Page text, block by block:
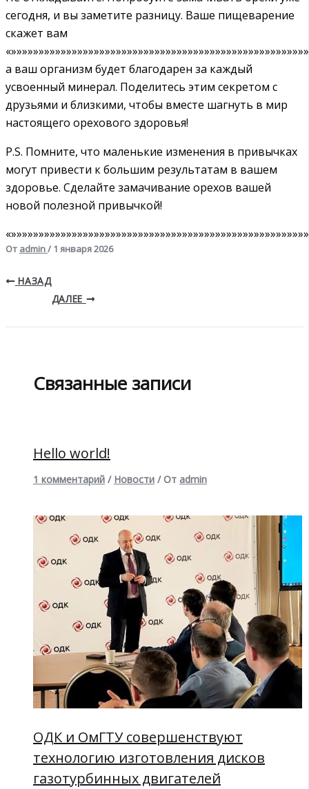
сегодня, и вы заметите разницу. Ваше пищеварение
скажет вам
а ваш организм будет благодарен за каждый
усвоенный минерал. Поделитесь этим секретом с
друзьями и близкими, чтобы вместе шагнуть в мир
настоящего орехового здоровья!
P.S. Помните, что маленькие изменения в привычках
могут привести к большим результатам в вашем
здоровье. Сделайте замачивание орехов вашей
новой полезной привычкой!
От admin/ 1 января 2026
НАЗАД
ДАЛЕЕ
Связанные записи
Hello world!
1 комментарий / Новости / От admin
ОДК и ОмГТУ совершенствуют
технологию изготовления дисков
газотурбинных двигателей